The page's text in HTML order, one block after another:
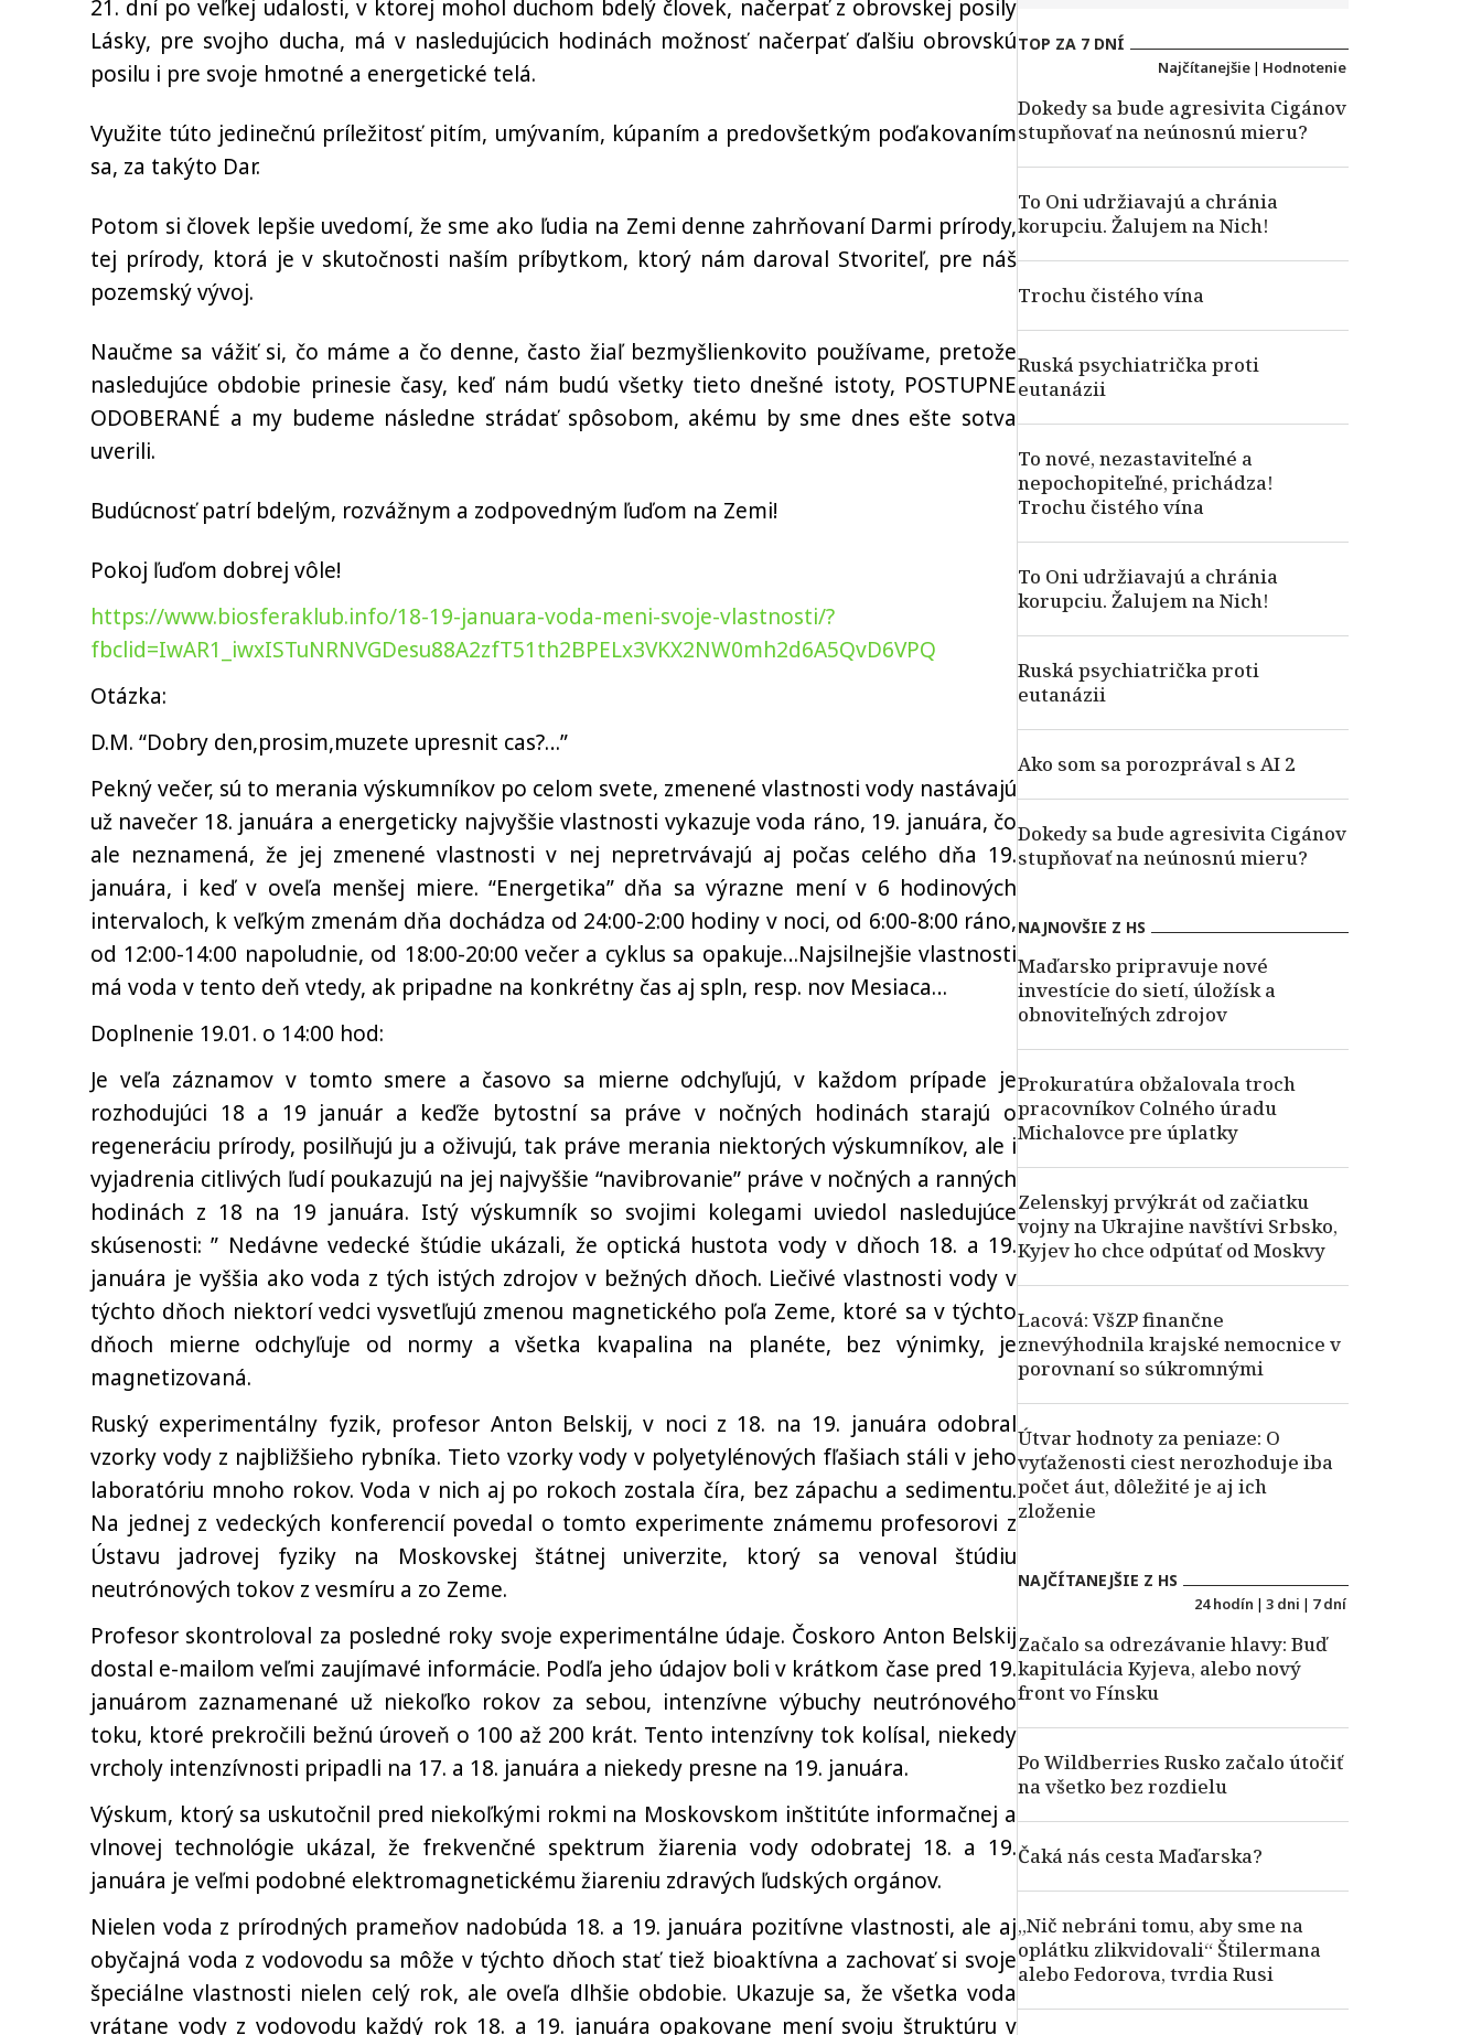
21. dní po veľkej udalosti, v ktorej mohol duchom bdelý človek, načerpať z obrovskej posily
Lásky, pre svojho ducha, má v nasledujúcich hodinách možnosť načerpať ďalšiu obrovskú
posilu i pre svoje hmotné a energetické telá.
Využite túto jedinečnú príležitosť pitím, umývaním, kúpaním a predovšetkým poďakovaním
sa, za takýto Dar.
Potom si človek lepšie uvedomí, že sme ako ľudia na Zemi denne zahrňovaní Darmi prírody,
tej prírody, ktorá je v skutočnosti naším príbytkom, ktorý nám daroval Stvoriteľ, pre náš
pozemský vývoj.
Naučme sa vážiť si, čo máme a čo denne, často žiaľ bezmyšlienkovito používame, pretože
nasledujúce obdobie prinesie časy, keď nám budú všetky tieto dnešné istoty, POSTUPNE
ODOBERANÉ a my budeme následne strádať spôsobom, akému by sme dnes ešte sotva
uverili.
Budúcnosť patrí bdelým, rozvážnym a zodpovedným ľuďom na Zemi!
Pokoj ľuďom dobrej vôle!
https://www.biosferaklub.info/18-19-januara-voda-meni-svoje-vlastnosti/?
fbclid=IwAR1_iwxISTuNRNVGDesu88A2zfT51th2BPELx3VKX2NW0mh2d6A5QvD6VPQ
Otázka:
D.M. “Dobry den,prosim,muzete upresnit cas?…”
Pekný večer, sú to merania výskumníkov po celom svete, zmenené vlastnosti vody nastávajú
už navečer 18. januára a energeticky najvyššie vlastnosti vykazuje voda ráno, 19. januára, čo
ale neznamená, že jej zmenené vlastnosti v nej nepretrvávajú aj počas celého dňa 19.
januára, i keď v oveľa menšej miere. “Energetika” dňa sa výrazne mení v 6 hodinových
intervaloch, k veľkým zmenám dňa dochádza od 24:00-2:00 hodiny v noci, od 6:00-8:00 ráno,
od 12:00-14:00 napoludnie, od 18:00-20:00 večer a cyklus sa opakuje…Najsilnejšie vlastnosti
má voda v tento deň vtedy, ak pripadne na konkrétny čas aj spln, resp. nov Mesiaca…
Doplnenie 19.01. o 14:00 hod:
Je veľa záznamov v tomto smere a časovo sa mierne odchyľujú, v každom prípade je
rozhodujúci 18 a 19 január a keďže bytostní sa práve v nočných hodinách starajú o
regeneráciu prírody, posilňujú ju a oživujú, tak práve merania niektorých výskumníkov, ale i
vyjadrenia citlivých ľudí poukazujú na jej najvyššie “navibrovanie” práve v nočných a ranných
hodinách z 18 na 19 januára. Istý výskumník so svojimi kolegami uviedol nasledujúce
skúsenosti: ” Nedávne vedecké štúdie ukázali, že optická hustota vody v dňoch 18. a 19.
januára je vyššia ako voda z tých istých zdrojov v bežných dňoch. Liečivé vlastnosti vody v
týchto dňoch niektorí vedci vysvetľujú zmenou magnetického poľa Zeme, ktoré sa v týchto
dňoch mierne odchyľuje od normy a všetka kvapalina na planéte, bez výnimky, je
magnetizovaná.
Ruský experimentálny fyzik, profesor Anton Belskij, v noci z 18. na 19. januára odobral
vzorky vody z najbližšieho rybníka. Tieto vzorky vody v polyetylénových fľašiach stáli v jeho
laboratóriu mnoho rokov. Voda v nich aj po rokoch zostala číra, bez zápachu a sedimentu.
Na jednej z vedeckých konferencií povedal o tomto experimente známemu profesorovi z
Ústavu jadrovej fyziky na Moskovskej štátnej univerzite, ktorý sa venoval štúdiu
neutrónových tokov z vesmíru a zo Zeme.
Profesor skontroloval za posledné roky svoje experimentálne údaje. Čoskoro Anton Belskij
dostal e-mailom veľmi zaujímavé informácie. Podľa jeho údajov boli v krátkom čase pred 19.
januárom zaznamenané už niekoľko rokov za sebou, intenzívne výbuchy neutrónového
toku, ktoré prekročili bežnú úroveň o 100 až 200 krát. Tento intenzívny tok kolísal, niekedy
vrcholy intenzívnosti pripadli na 17. a 18. januára a niekedy presne na 19. januára.
Výskum, ktorý sa uskutočnil pred niekoľkými rokmi na Moskovskom inštitúte informačnej a
vlnovej technológie ukázal, že frekvenčné spektrum žiarenia vody odobratej 18. a 19.
januára je veľmi podobné elektromagnetickému žiareniu zdravých ľudských orgánov.
Nielen voda z prírodných prameňov nadobúda 18. a 19. januára pozitívne vlastnosti, ale aj
obyčajná voda z vodovodu sa môže v týchto dňoch stať tiež bioaktívna a zachovať si svoje
špeciálne vlastnosti nielen celý rok, ale oveľa dlhšie obdobie. Ukazuje sa, že všetka voda
vrátane vody z vodovodu každý rok 18. a 19. januára opakovane mení svoju štruktúru v
TOP ZA 7 DNÍ
Najčítanejšie | Hodnotenie
Dokedy sa bude agresivita Cigánov
stupňovať na neúnosnú mieru?
To Oni udržiavajú a chránia
korupciu. Žalujem na Nich!
Trochu čistého vína
Ruská psychiatrička proti
eutanázii
To nové, nezastaviteľné a
nepochopiteľné, prichádza!
Trochu čistého vína
To Oni udržiavajú a chránia
korupciu. Žalujem na Nich!
Ruská psychiatrička proti
eutanázii
Ako som sa porozprával s AI 2
Dokedy sa bude agresivita Cigánov
stupňovať na neúnosnú mieru?
NAJNOVŠIE Z HS
Maďarsko pripravuje nové
investície do sietí, úložísk a
obnoviteľných zdrojov
Prokuratúra obžalovala troch
pracovníkov Colného úradu
Michalovce pre úplatky
Zelenskyj prvýkrát od začiatku
vojny na Ukrajine navštívi Srbsko,
Kyjev ho chce odpútať od Moskvy
Lacová: VšZP finančne
znevýhodnila krajské nemocnice v
porovnaní so súkromnými
Útvar hodnoty za peniaze: O
vyťaženosti ciest nerozhoduje iba
počet áut, dôležité je aj ich
zloženie
NAJČÍTANEJŠIE Z HS
24 hodín | 3 dni | 7 dní
Začalo sa odrezávanie hlavy: Buď
kapitulácia Kyjeva, alebo nový
front vo Fínsku
Po Wildberries Rusko začalo útočiť
na všetko bez rozdielu
Čaká nás cesta Maďarska?
„Nič nebráni tomu, aby sme na
oplátku zlikvidovali“ Štilermana
alebo Fedorova, tvrdia Rusi